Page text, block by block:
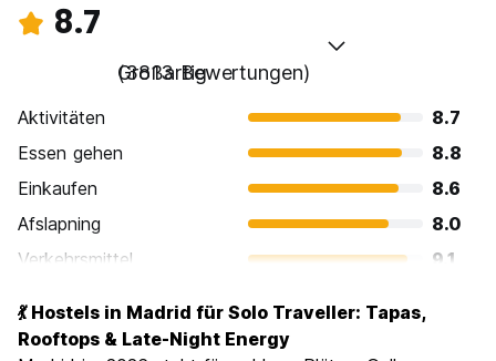
8.7
Großartig
(3813 Bewertungen)
Aktivitäten
8.7
Essen gehen
8.8
Einkaufen
8.6
Afslapning
8.0
Verkehrsmittel
9.1
Kultur
💃 Hostels in Madrid für Solo Traveller: Tapas,
Rooftops & Late-Night Energy